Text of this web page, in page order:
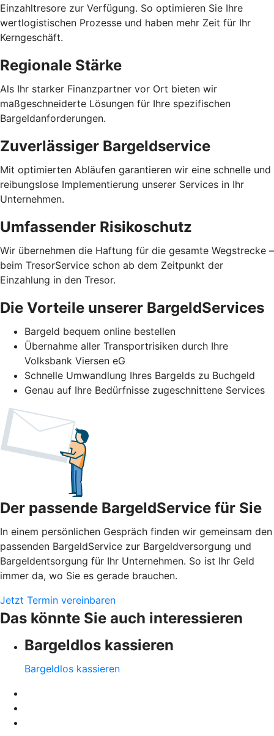
Einzahltresore zur Verfügung. So optimieren Sie Ihre
wertlogistischen Prozesse und haben mehr Zeit für Ihr
Kerngeschäft.
Regionale Stärke
Als Ihr starker Finanzpartner vor Ort bieten wir
maßgeschneiderte Lösungen für Ihre spezifischen
Bargeldanforderungen.
Zuverlässiger Bargeldservice
Mit optimierten Abläufen garantieren wir eine schnelle und
reibungslose Implementierung unserer Services in Ihr
Unternehmen.
Umfassender Risikoschutz
Wir übernehmen die Haftung für die gesamte Wegstrecke –
beim TresorService schon ab dem Zeitpunkt der
Einzahlung in den Tresor.
Die Vorteile unserer BargeldServices
Bargeld bequem online bestellen
Übernahme aller Transportrisiken durch Ihre
Volksbank Viersen eG
Schnelle Umwandlung Ihres Bargelds zu Buchgeld
Genau auf Ihre Bedürfnisse zugeschnittene Services
Der passende BargeldService für Sie
In einem persönlichen Gespräch finden wir gemeinsam den
passenden BargeldService zur Bargeldversorgung und
Bargeldentsorgung für Ihr Unternehmen. So ist Ihr Geld
immer da, wo Sie es gerade brauchen.
Jetzt Termin vereinbaren
Das könnte Sie auch interessieren
Bargeldlos kassieren
Bargeldlos kassieren